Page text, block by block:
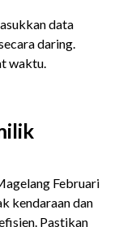
data
daring.
waktu.
Februari
kendaraan dan
Pastikan